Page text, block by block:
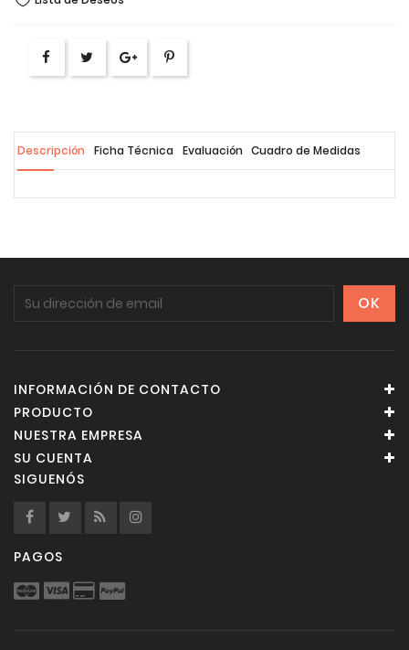
Descripción Ficha Técnica Evaluación Cuadro de Medidas
INFORMACIÓN DE CONTACTO
PRODUCTO
NUESTRA EMPRESA
SU CUENTA
SIGUENÓS
PAGOS